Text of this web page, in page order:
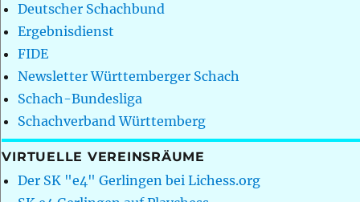
Deutscher Schachbund
Ergebnisdienst
FIDE
Newsletter Württemberger Schach
Schach-Bundesliga
Schachverband Württemberg
VIRTUELLE VEREINSRÄUME
Der SK "e4" Gerlingen bei Lichess.org